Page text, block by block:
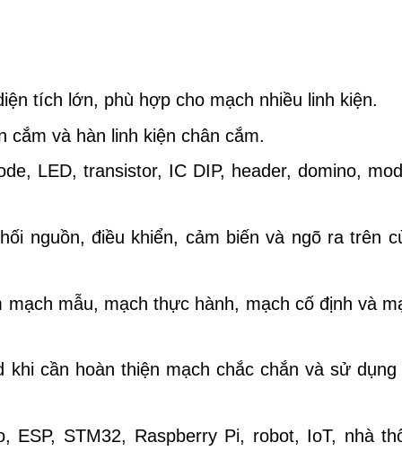
tích lớn, phù hợp cho mạch nhiều linh kiện.
cắm và hàn linh kiện chân cắm.
LED, transistor, IC DIP, header, domino,
nguồn, điều khiển, cảm biến và ngõ ra trên
mẫu, mạch thực hành, mạch cố định và
khi cần hoàn thiện mạch chắc chắn và sử dụng
ESP, STM32, Raspberry Pi, robot, IoT, nhà